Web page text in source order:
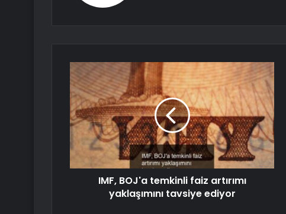
IMF, BOJ'a temkinli faiz artırımı
yaklaşımını tavsiye ediyor